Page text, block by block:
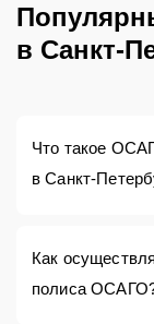
в Санкт-
Что такое
в Санкт-
Как
полиса